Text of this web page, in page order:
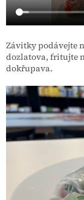
Závitky podávejte
dozlatova, fritujte
dokřupava.